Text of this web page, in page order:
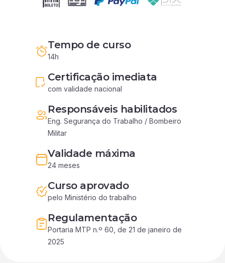
Tempo de curso
14h
Certificação imediata
com validade nacional
Responsáveis habilitados
Eng. Segurança do Trabalho / Bombeiro
Militar
Validade máxima
24 meses
Curso aprovado
pelo Ministério do trabalho
Regulamentação
Portaria MTP n.º 60, de 21 de janeiro de
2025